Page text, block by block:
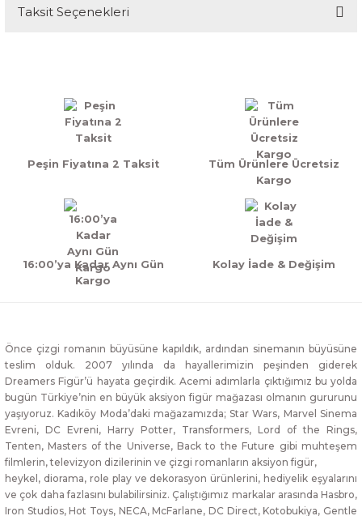
Bu ürüne ilk yorumu siz yapın!
Taksit Seçenekleri
Peşin Fiyatına 2 Taksit
Tüm Ürünlere Ücretsiz
Kargo
16:00’ya Kadar Aynı Gün
Kargo
Kolay İade & Değişim
Önce çizgi romanın büyüsüne kapıldık, ardından sinemanın büyüsüne
teslim olduk. 2007 yılında da hayallerimizin peşinden giderek
Dreamers Figür’ü hayata geçirdik. Acemi adımlarla çıktığımız bu yolda
bugün Türkiye’nin en büyük aksiyon figür mağazası olmanın gururunu
yaşıyoruz. Kadıköy Moda’daki mağazamızda; Star Wars, Marvel Sinema
Evreni, DC Evreni, Harry Potter, Transformers, Lord of the Rings,
Tenten, Masters of the Universe, Back to the Future gibi muhteşem
filmlerin, televizyon dizilerinin ve çizgi romanların aksiyon figür,
heykel, diorama, role play ve dekorasyon ürünlerini, hediyelik eşyalarını
ve çok daha fazlasını bulabilirsiniz. Çalıştığımız markalar arasında Hasbro,
Iron Studios, Hot Toys, NECA, McFarlane, DC Direct, Kotobukiya, Gentle